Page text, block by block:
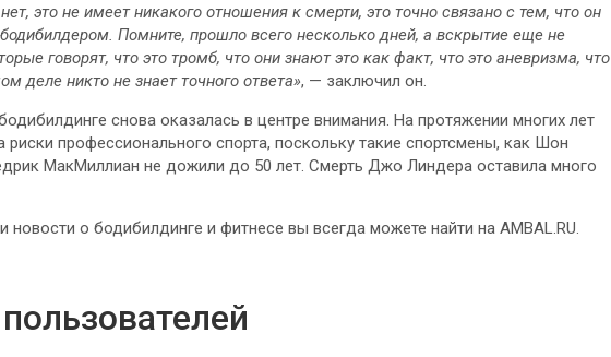
это не имеет никакого отношения к смерти, это точно связано с тем, что он
Помните, прошло всего несколько дней, а вскрытие еще не
говорят, что это тромб, что они знают это как факт, что это аневризма, что
деле никто не знает точного ответа», — заключил он.
снова оказалась в центре внимания. На протяжении многих лет
профессионального спорта, поскольку такие спортсмены, как Шон
МакМиллиан не дожили до 50 лет. Смерть Джо Линдера оставила много
о бодибилдинге и фитнесе вы всегда можете найти на AMBAL.RU.